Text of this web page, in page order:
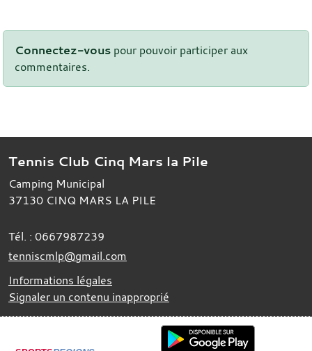
Connectez-vous pour pouvoir participer aux
commentaires.
Tennis Club Cinq Mars la Pile
Camping Municipal
37130 CINQ MARS LA PILE
Tél. : 0667987239
tenniscmlp@gmail.com
Informations légales
Signaler un contenu inapproprié